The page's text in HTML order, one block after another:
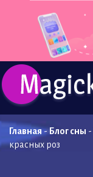
Главная-Блог сны -
красных роз